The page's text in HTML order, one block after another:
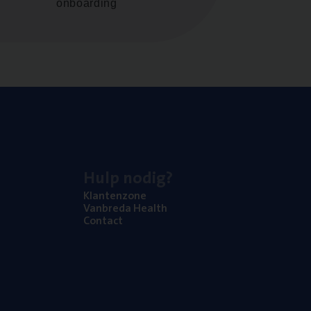
onboarding
Klan­ten­zo­ne
Van­b­re­da Health
Con­tact